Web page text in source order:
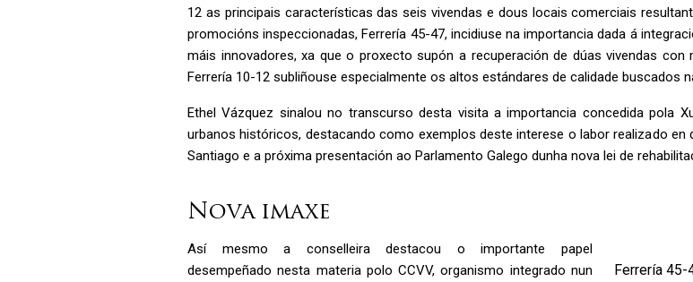
12 as principais características das seis vivendas e dous locais comerciais
promocións inspeccionadas, Ferrería 45-47, incidiuse na importancia dada á
máis innovadores, xa que o proxecto supón a recuperación de dúas vivendas
Ferrería 10-12 subliñouse especialmente os altos estándares de calidade buscados
Ethel Vázquez sinalou no transcurso desta visita a importancia concedida pola
urbanos históricos, destacando como exemplos deste interese o labor realizado
Santiago e a próxima presentación ao Parlamento Galego dunha nova lei de
Nova imaxe
Ferrería
Así mesmo a conselleira destacou o importante papel
desempeñado nesta materia polo CCVV, organismo integrado nun